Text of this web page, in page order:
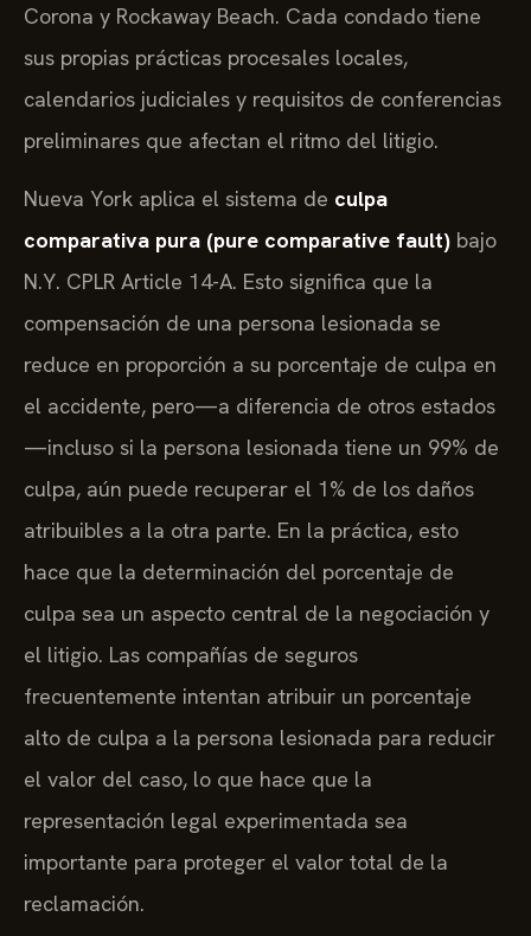
Corona y Rockaway Beach. Cada condado tiene
sus propias prácticas procesales locales,
calendarios judiciales y requisitos de conferencias
preliminares que afectan el ritmo del litigio.
Nueva York aplica el sistema de culpa
comparativa pura (pure comparative fault) bajo
N.Y. CPLR Article 14-A. Esto significa que la
compensación de una persona lesionada se
reduce en proporción a su porcentaje de culpa en
el accidente, pero—a diferencia de otros estados
—incluso si la persona lesionada tiene un 99% de
culpa, aún puede recuperar el 1% de los daños
atribuibles a la otra parte. En la práctica, esto
hace que la determinación del porcentaje de
culpa sea un aspecto central de la negociación y
el litigio. Las compañías de seguros
frecuentemente intentan atribuir un porcentaje
alto de culpa a la persona lesionada para reducir
el valor del caso, lo que hace que la
representación legal experimentada sea
importante para proteger el valor total de la
reclamación.